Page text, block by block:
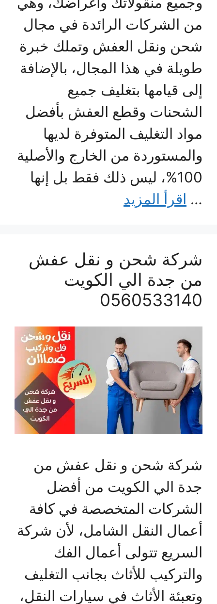
من الشركات الرائدة في مجال
شحن ونقل العفش وتملك خبرة
طويلة في هذا المجال، بالإضافة
إلى قيامها بتغليف جميع
الشحنات وقطع العفش بأفضل
مواد التغليف المتوفرة لديها
والمستوردة من الخارج والأصلية
100%، ليس ذلك فقط بل إنها
… اقرأ المزيد
شركة شحن و نقل عفش
من جدة الي الكويت
0560533140
شركة شحن و نقل عفش من
جدة الي الكويت من أفضل
الشركات المتخصصة في كافة
أعمال النقل الشامل، لأن شركة
السريع تتولى أعمال الفك
والتركيب للأثاث بجانب التغليف
وتعبئة الأثاث في سيارات النقل،